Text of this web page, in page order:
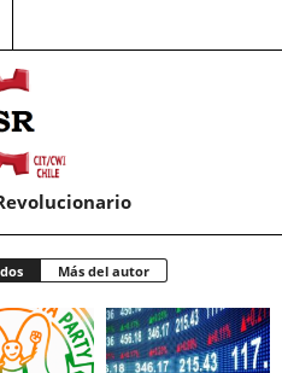
Más del autor